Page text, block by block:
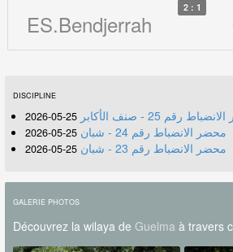
ES.Bendjerrah
2 : 1
DISCIPLINE
رقم 25 - صنف الأكابر 25-05-2026
محضر الانضباط رقم 24 - شبان 25-05-2026
محضر الانضباط رقم 23 - شبان 25-05-2026
GALERIE PHOTOS
Découvrez la wilaya de Guelma à travers